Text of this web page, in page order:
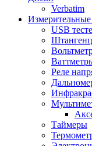
Verbatim
USB
Реле
Таймеры